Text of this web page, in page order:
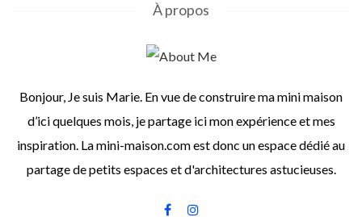
À propos
Bonjour, Je suis Marie. En vue de construire ma mini maison
d’ici quelques mois, je partage ici mon expérience et mes
inspiration. La mini-maison.com est donc un espace dédié au
partage de petits espaces et d'architectures astucieuses.